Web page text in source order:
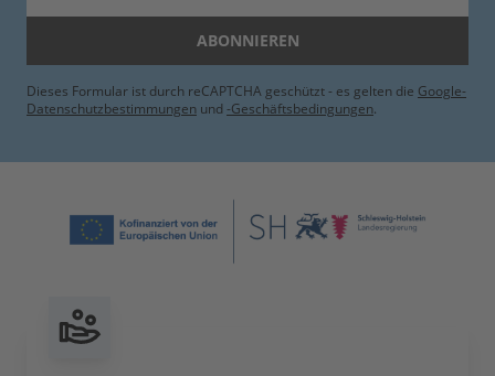
ABONNIEREN
Dieses Formular ist durch reCAPTCHA geschützt - es gelten die Google-
Datenschutzbestimmungen und -Geschäftsbedingungen.